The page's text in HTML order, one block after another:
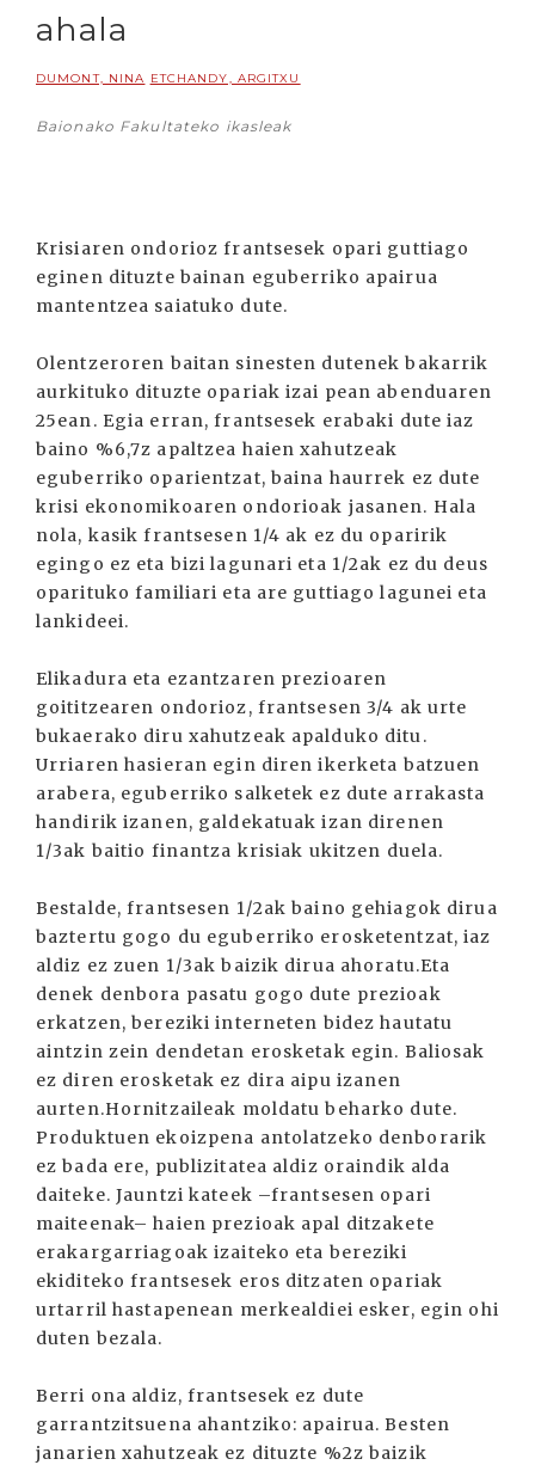
ahala
DUMONT, NINA ETCHANDY, ARGITXU
Baionako Fakultateko ikasleak
Krisiaren ondorioz frantsesek opari guttiago
eginen dituzte bainan eguberriko apairua
mantentzea saiatuko dute.
Olentzeroren baitan sinesten dutenek bakarrik
aurkituko dituzte opariak izai pean abenduaren
25ean. Egia erran, frantsesek erabaki dute iaz
baino %6,7z apaltzea haien xahutzeak
eguberriko oparientzat, baina haurrek ez dute
krisi ekonomikoaren ondorioak jasanen. Hala
nola, kasik frantsesen 1/4 ak ez du oparirik
egingo ez eta bizi lagunari eta 1/2ak ez du deus
oparituko familiari eta are guttiago lagunei eta
lankideei.
Elikadura eta ezantzaren prezioaren
goititzearen ondorioz, frantsesen 3/4 ak urte
bukaerako diru xahutzeak apalduko ditu.
Urriaren hasieran egin diren ikerketa batzuen
arabera, eguberriko salketek ez dute arrakasta
handirik izanen, galdekatuak izan direnen
1/3ak baitio finantza krisiak ukitzen duela.
Bestalde, frantsesen 1/2ak baino gehiagok dirua
baztertu gogo du eguberriko erosketentzat, iaz
aldiz ez zuen 1/3ak baizik dirua ahoratu.Eta
denek denbora pasatu gogo dute prezioak
erkatzen, bereziki interneten bidez hautatu
aintzin zein dendetan erosketak egin. Baliosak
ez diren erosketak ez dira aipu izanen
aurten.Hornitzaileak moldatu beharko dute.
Produktuen ekoizpena antolatzeko denborarik
ez bada ere, publizitatea aldiz oraindik alda
daiteke. Jauntzi kateek –frantsesen opari
maiteenak– haien prezioak apal ditzakete
erakargarriagoak izaiteko eta bereziki
ekiditeko frantsesek eros ditzaten opariak
urtarril hastapenean merkealdiei esker, egin ohi
duten bezala.
Berri ona aldiz, frantsesek ez dute
garrantzitsuena ahantziko: apairua. Besten
janarien xahutzeak ez dituzte %2z baizik